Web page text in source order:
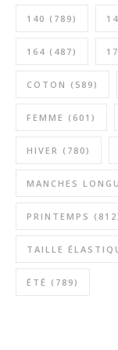
140 (789)
164 (487)
COTON (589)
FEMME (601)
HIVER (780)
MANCHES
PRINTEMPS
TAILLE
ÉTÉ (789)